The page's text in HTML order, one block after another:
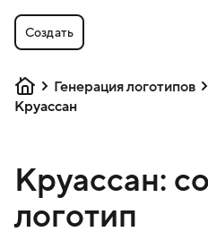
Создать
Генерация логотипов
Круассан
Круассан:
логотип